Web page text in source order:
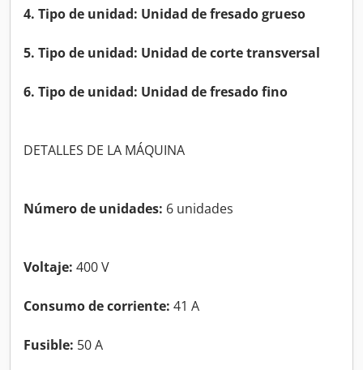
4. Tipo de unidad: Unidad de fresado grueso
5. Tipo de unidad: Unidad de corte transversal
6. Tipo de unidad: Unidad de fresado fino
DETALLES DE LA MÁQUINA
Número de unidades: 6 unidades
Voltaje: 400 V
Consumo de corriente: 41 A
Fusible: 50 A